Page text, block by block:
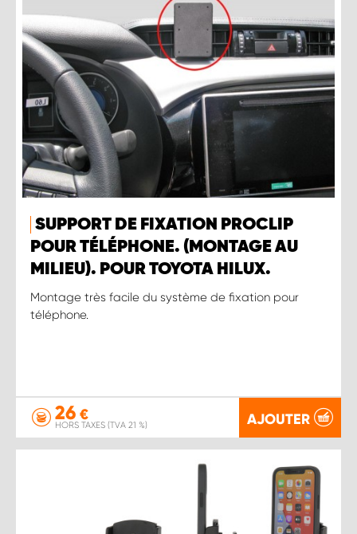
SUPPORT DE FIXATION PROCLIP
POUR TÉLÉPHONE. (MONTAGE AU
MILIEU). POUR TOYOTA HILUX.
Montage très facile du système de fixation pour
téléphone.
26 €
HORS TAXES (TVA 21 %) AJOUTER